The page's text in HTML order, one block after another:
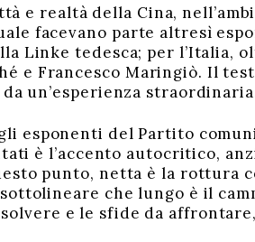
2
0
1
6
e realtà della Cina,
facevano parte altresì
Linke tedesca; per l’Italia,
e Francesco Maringiò. Il
un’esperienza
esponenti del Partito
è l’accento autocritico,
punto, netta è la rottura
che lungo è il
e le sfide da